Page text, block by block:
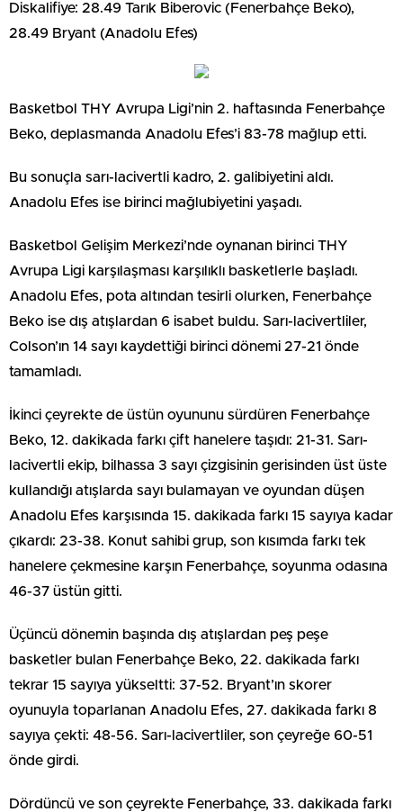
Diskalifiye: 28.49 Tarık Biberovic (Fenerbahçe Beko),
28.49 Bryant (Anadolu Efes)
Basketbol THY Avrupa Ligi’nin 2. haftasında Fenerbahçe
Beko, deplasmanda Anadolu Efes’i 83-78 mağlup etti.
Bu sonuçla sarı-lacivertli kadro, 2. galibiyetini aldı.
Anadolu Efes ise birinci mağlubiyetini yaşadı.
Basketbol Gelişim Merkezi’nde oynanan birinci THY
Avrupa Ligi karşılaşması karşılıklı basketlerle başladı.
Anadolu Efes, pota altından tesirli olurken, Fenerbahçe
Beko ise dış atışlardan 6 isabet buldu. Sarı-lacivertliler,
Colson’ın 14 sayı kaydettiği birinci dönemi 27-21 önde
tamamladı.
İkinci çeyrekte de üstün oyununu sürdüren Fenerbahçe
Beko, 12. dakikada farkı çift hanelere taşıdı: 21-31. Sarı-
lacivertli ekip, bilhassa 3 sayı çizgisinin gerisinden üst üste
kullandığı atışlarda sayı bulamayan ve oyundan düşen
Anadolu Efes karşısında 15. dakikada farkı 15 sayıya kadar
çıkardı: 23-38. Konut sahibi grup, son kısımda farkı tek
hanelere çekmesine karşın Fenerbahçe, soyunma odasına
46-37 üstün gitti.
Üçüncü dönemin başında dış atışlardan peş peşe
basketler bulan Fenerbahçe Beko, 22. dakikada farkı
tekrar 15 sayıya yükseltti: 37-52. Bryant’ın skorer
oyunuyla toparlanan Anadolu Efes, 27. dakikada farkı 8
sayıya çekti: 48-56. Sarı-lacivertliler, son çeyreğe 60-51
önde girdi.
Dördüncü ve son çeyrekte Fenerbahçe, 33. dakikada farkı